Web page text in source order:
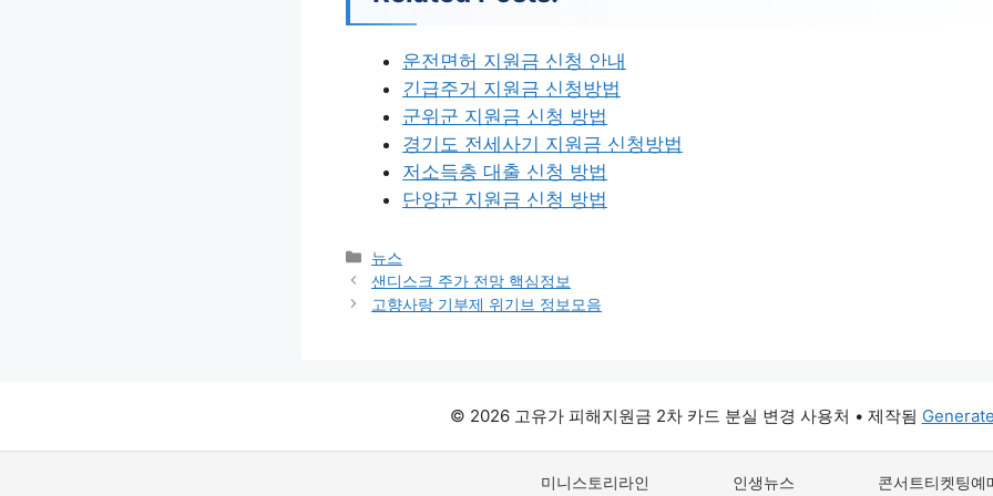
운전면허 지원금 신청 안내
긴급주거 지원금 신청방법
군위군 지원금 신청 방법
경기도 전세사기 지원금 신청방법
저소득층 대출 신청 방법
단양군 지원금 신청 방법
카
테
고
뉴스
샌디스크 주가 전망 핵심정보
고향사랑 기부제 위기브 정보모음
© 2026 고유가 피해지원금 2차 카드 분실 변경 사용처 • 제작됨
미니스토리라인 인생뉴스 콘서트티켓팅예